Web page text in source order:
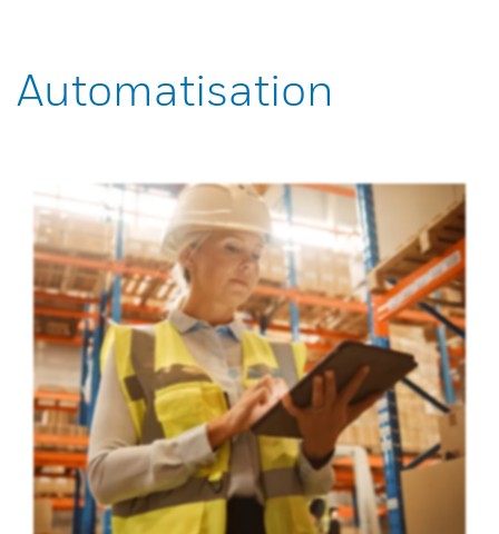
Automatisation